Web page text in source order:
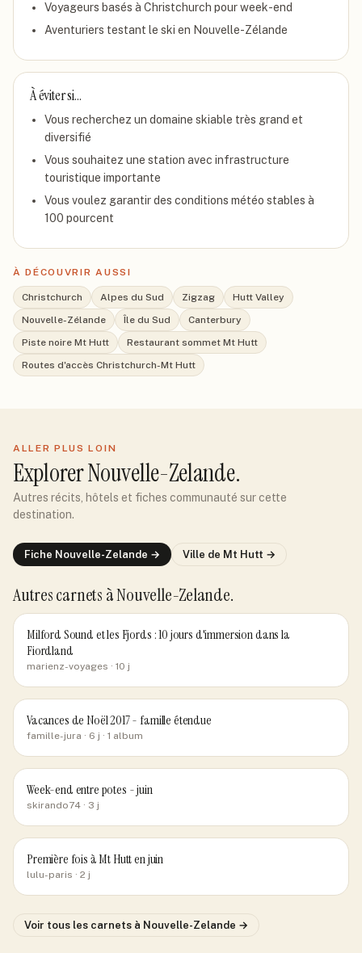
Voyageurs basés à Christchurch pour week-end
Aventuriers testant le ski en Nouvelle-Zélande
À éviter si…
Vous recherchez un domaine skiable très grand et
diversifié
Vous souhaitez une station avec infrastructure
touristique importante
Vous voulez garantir des conditions météo stables à
100 pourcent
À DÉCOUVRIR AUSSI
Christchurch Alpes du Sud Zigzag
Hutt Valley
Nouvelle-Zélande
Île du Sud
Canterbury
Piste noire Mt Hutt
Restaurant sommet Mt Hutt
Routes d'accès Christchurch-Mt Hutt
ALLER PLUS LOIN
ExplorerNouvelle-Zelande.
Autres récits, hôtels et fiches communauté sur cette
destination.
Fiche Nouvelle-Zelande → Ville de Mt Hutt →
Autres carnets à Nouvelle-Zelande.
Milford Sound et les Fjords : 10 jours d'immersion dans la
Fiordland
marienz-voyages · 10 j
Vacances de Noël 2017 - famille étendue
famille-jura · 6 j · 1 album
Week-end entre potes - juin
skirando74 · 3 j
Première fois à Mt Hutt en juin
lulu-paris · 2 j
Voir tous les carnets à Nouvelle-Zelande →